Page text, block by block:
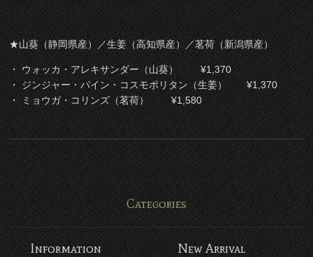
★山葵（静岡県産）／生姜（高知県産）／茗荷（新潟県産）
・ ウォッカ・アレキサンダー（山葵） ¥1,370
・ ジンジャー・パイン・コスモポリタン（生姜） ¥1,370
・ ミョウガ・コリンズ（茗荷） ¥1,580
Categories
Information New Arrival